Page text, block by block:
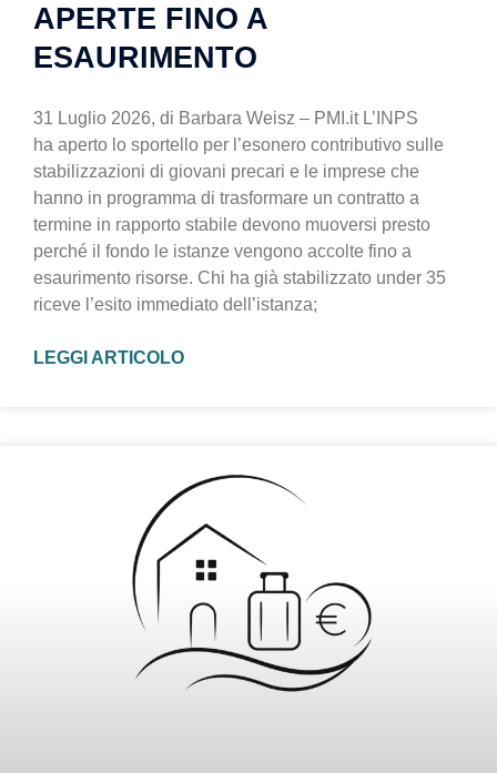
APERTE FINO A
ESAURIMENTO
31 Luglio 2026, di Barbara Weisz – PMI.it L’INPS
ha aperto lo sportello per l’esonero contributivo sulle
stabilizzazioni di giovani precari e le imprese che
hanno in programma di trasformare un contratto a
termine in rapporto stabile devono muoversi presto
perché il fondo le istanze vengono accolte fino a
esaurimento risorse. Chi ha già stabilizzato under 35
riceve l’esito immediato dell’istanza;
LEGGI ARTICOLO